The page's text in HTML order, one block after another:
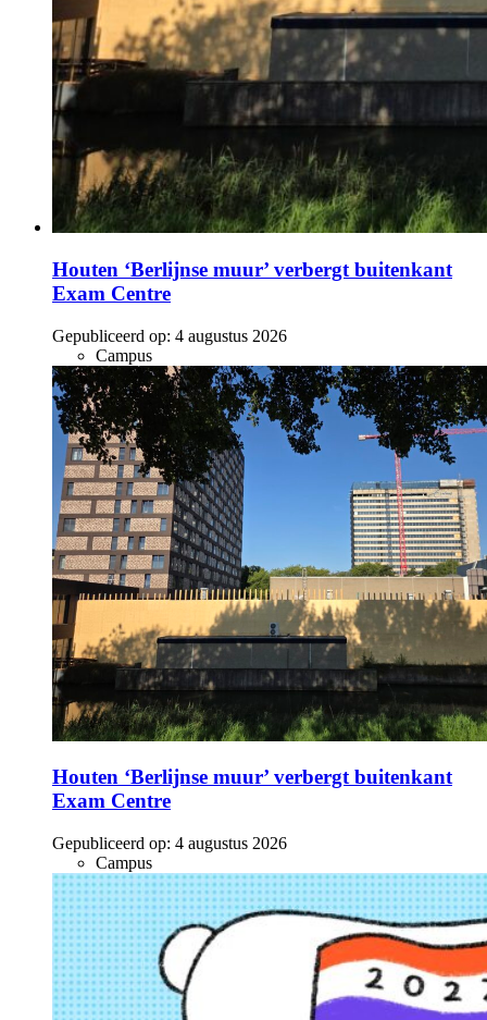
Houten ‘Berlijnse muur’ verbergt buitenkant
Exam Centre
Gepubliceerd op: 4 augustus 2026
Campus
Houten ‘Berlijnse muur’ verbergt buitenkant
Exam Centre
Gepubliceerd op: 4 augustus 2026
Campus